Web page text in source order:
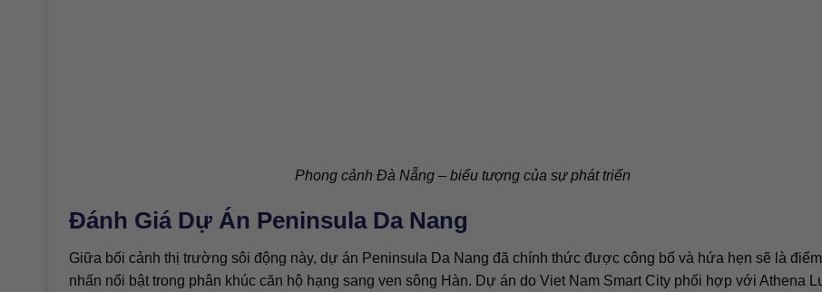
Phong cảnh Đà Nẵng – biểu tượng của sự phát triển
Đánh Giá Dự Án Peninsula Da Nang
Giữa bối cảnh thị trường sôi động này, dự án Peninsula Da Nang đã chính thức được công bố và hứa hẹn sẽ là điểm
nhấn nổi bật trong phân khúc căn hộ hạng sang ven sông Hàn. Dự án do Viet Nam Smart City phối hợp với Athena